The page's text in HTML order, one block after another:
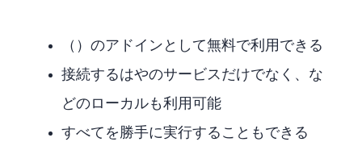
VisualStudioCode（VSCode）のアドインとして無料で利用できる
接続するLLMはAnthropicやOpenAIのサービスだけでなく、LMStudioな
どのローカルLLMも利用可能
すべてを勝手に実行することもできる